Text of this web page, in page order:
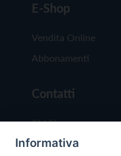
E-Shop
Vendita Online
Abbonamenti
Contatti
Chi Siamo
Redazione
Informativa